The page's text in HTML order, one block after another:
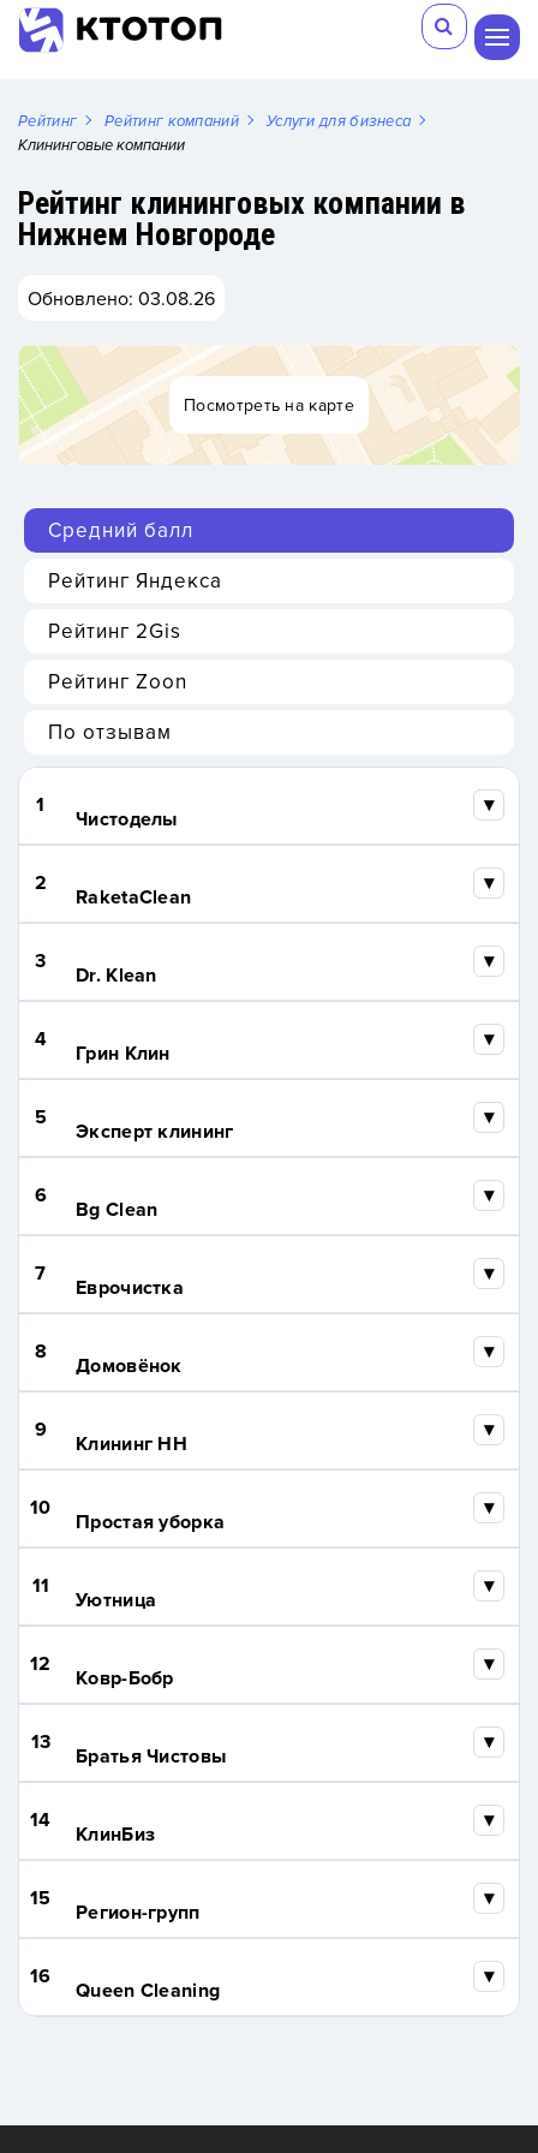
Рейтинг Рейтинг компаний
Услуги для бизнеса
Клининговые компании
Рейтинг клининговых компании в
Нижнем Новгороде
Обновлено: 03.08.26
Посмотреть на карте
Средний балл
Рейтинг Яндекса
Рейтинг 2Gis
Рейтинг Zoon
По отзывам
1
Чистоделы
2
RaketaClean
3
Dr. Klean
4
Грин Клин
5
Эксперт клининг
6
Bg Clean
7
Еврочистка
8
Домовёнок
9
Клининг НН
10
Простая уборка
11
Уютница
12
Ковр-Бобр
13
Братья Чистовы
14
КлинБиз
15
Регион-групп
16
Queen Cleaning